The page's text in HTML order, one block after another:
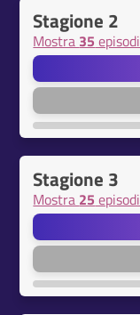
Stagione 2
Mostra 35 episodi
Stagione 3
Mostra 25 episodi